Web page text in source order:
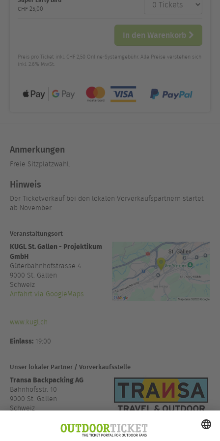
und Preis
CHF25,00
In den Warenkorb
Preis pro Ticket inkl. CHF 2,50 Online-Systemgebühr. Alle Preise verstehen sich
inkl. 2.6% MwSt.
Anmerkungen
Freie Sitzplatzwahl.
Hinweis
Der Ticketverkauf bei den lokalen Vorverkaufspartnern startet
ab November.
Veranstaltungsort
KUGL St. Gallen - Projektikum
GmbH
Güterbahnhofstrasse 4
9000 St. Gallen
Schweiz
Anfahrt via GoogleMaps
www.kugl.ch
Einlass: 19:00
Unser lokaler Partner / Vorverkaufsstelle
Transa Backpacking AG
Bahnhofsstr. 10
9000 St. Gallen
Schweiz
www.transa.ch/de/store...